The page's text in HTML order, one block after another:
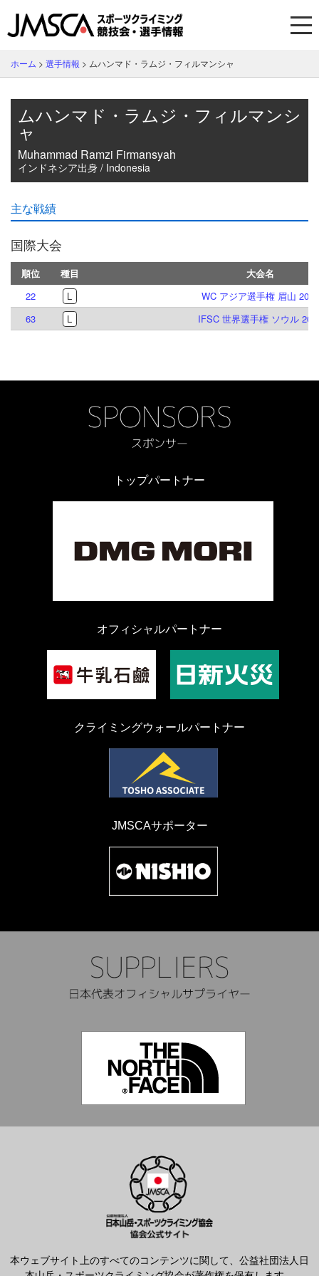
ホーム > 選手情報 > ムハンマド・ラムジ・フィルマンシャ
ムハンマド・ラムジ・フィルマンシ
ャ
Muhammad Ramzi Firmansyah
インドネシア出身 / Indonesia
主な戦績
国際大会
順位 種目
大会名
22
L
WC アジア選手権 眉山 2026
63
L IFSC 世界選手権 ソウル
トップパートナー
オフィシャルパートナー
クライミングウォールパートナー
JMSCAサポーター
本ウェブサイト上のすべてのコンテンツに関して、公益社団法人日